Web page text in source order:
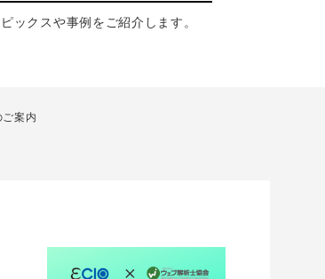
ピックスや事例をご紹介します。
案内